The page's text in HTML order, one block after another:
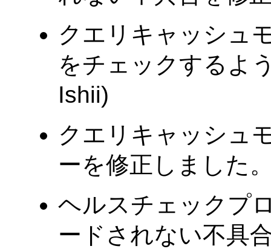
クエリキャッシュ
をチェックするよ
Ishii)
クエリキャッシュ
ーを修正しました
ヘルスチェックプ
ードされない不具